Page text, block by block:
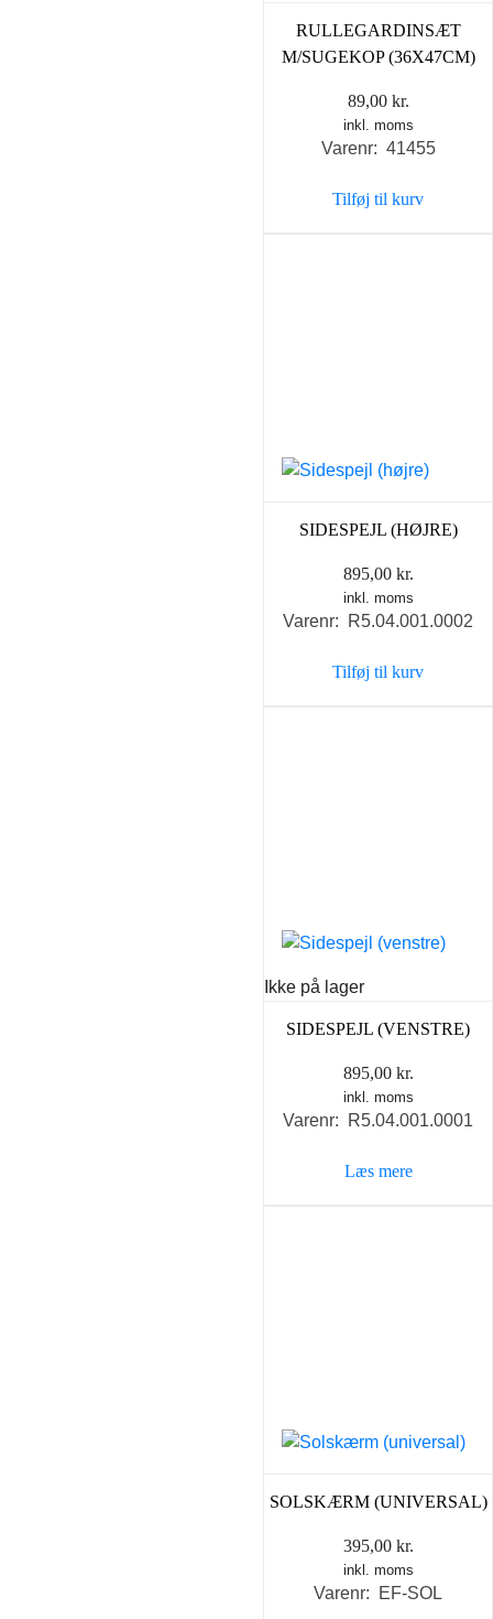
RULLEGARDINSÆT
M/SUGEKOP (36X47CM)
89,00 kr.
inkl. moms
Varenr: 41455
Tilføj til kurv
SIDESPEJL (HØJRE)
895,00 kr.
inkl. moms
Varenr: R5.04.001.0002
Tilføj til kurv
Ikke på lager
SIDESPEJL (VENSTRE)
895,00 kr.
inkl. moms
Varenr: R5.04.001.0001
Læs mere
SOLSKÆRM (UNIVERSAL)
395,00 kr.
inkl. moms
Varenr: EF-SOL